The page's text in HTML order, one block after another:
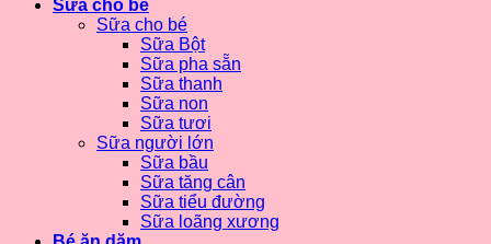
Sữa cho bé
Sữa cho bé
Sữa Bột
Sữa pha sẵn
Sữa thanh
Sữa non
Sữa tươi
Sữa người lớn
Sữa bầu
Sữa tăng cân
Sữa tiểu đường
Sữa loãng xương